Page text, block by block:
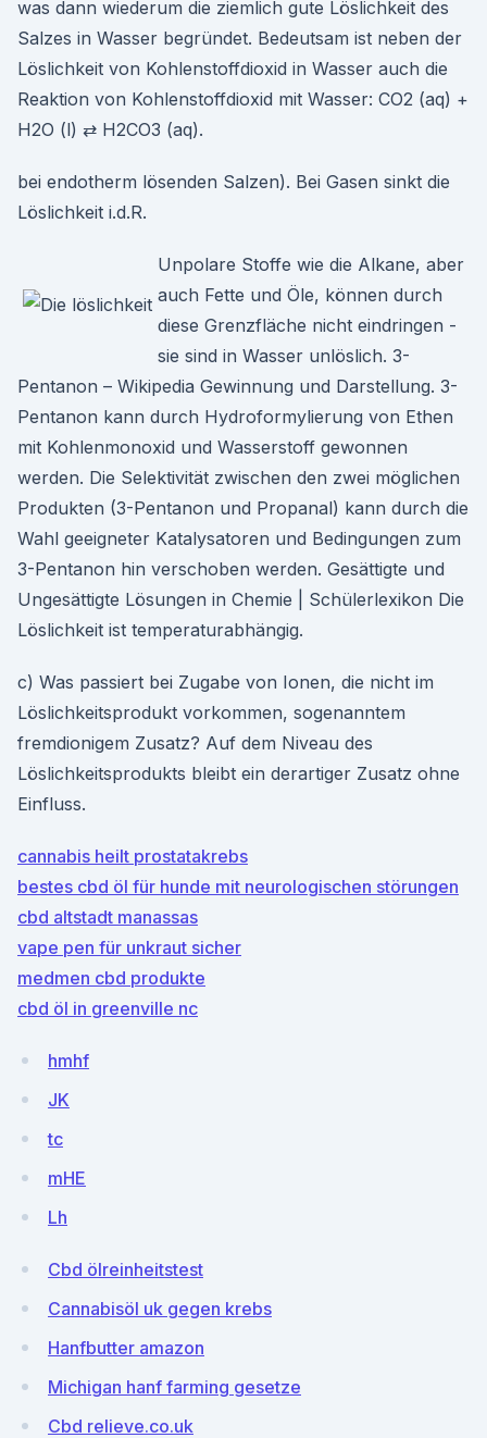
was dann wiederum die ziemlich gute Löslichkeit des
Salzes in Wasser begründet. Bedeutsam ist neben der
Löslichkeit von Kohlenstoffdioxid in Wasser auch die
Reaktion von Kohlenstoffdioxid mit Wasser: CO2 (aq) +
H2O (l) ⇄ H2CO3 (aq).
bei endotherm lösenden Salzen). Bei Gasen sinkt die
Löslichkeit i.d.R.
Unpolare Stoffe wie die Alkane, aber
auch Fette und Öle, können durch
diese Grenzfläche nicht eindringen -
sie sind in Wasser unlöslich. 3-
Pentanon – Wikipedia Gewinnung und Darstellung. 3-
Pentanon kann durch Hydroformylierung von Ethen
mit Kohlenmonoxid und Wasserstoff gewonnen
werden. Die Selektivität zwischen den zwei möglichen
Produkten (3-Pentanon und Propanal) kann durch die
Wahl geeigneter Katalysatoren und Bedingungen zum
3-Pentanon hin verschoben werden. Gesättigte und
Ungesättigte Lösungen in Chemie | Schülerlexikon Die
Löslichkeit ist temperaturabhängig.
c) Was passiert bei Zugabe von Ionen, die nicht im
Löslichkeitsprodukt vorkommen, sogenanntem
fremdionigem Zusatz? Auf dem Niveau des
Löslichkeitsprodukts bleibt ein derartiger Zusatz ohne
Einfluss.
cannabis heilt prostatakrebs
bestes cbd öl für hunde mit neurologischen störungen
cbd altstadt manassas
vape pen für unkraut sicher
medmen cbd produkte
cbd öl in greenville nc
hmhf
JK
tc
mHE
Lh
Cbd ölreinheitstest
Cannabisöl uk gegen krebs
Hanfbutter amazon
Michigan hanf farming gesetze
Cbd relieve.co.uk